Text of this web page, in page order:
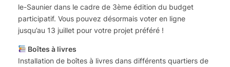
le-Saunier dans le cadre de 3ème édition du budget
participatif. Vous pouvez désormais voter en ligne
jusqu’au 13 juillet pour votre projet préféré !
Boîtes à livres
Installation de boîtes à livres dans différents quartiers de